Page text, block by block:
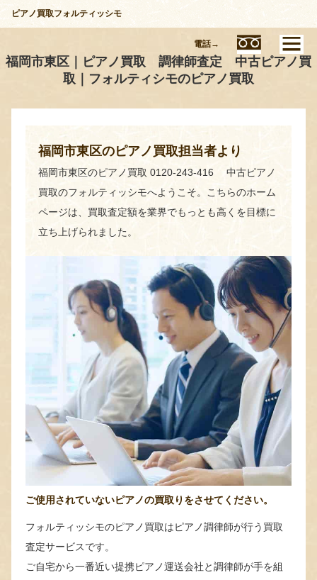
ピアノ買取フォルティッシモ
福岡市東区｜ピアノ買取 調律師査定 中古ピアノ買
取｜フォルティシモのピアノ買取
福岡市東区のピアノ買取担当者より
福岡市東区のピアノ買取 0120-243-416 中古ピアノ
買取のフォルティッシモへようこそ。こちらのホーム
ページは、買取査定額を業界でもっとも高くを目標に
立ち上げられました。
ご使用されていないピアノの買取りをさせてください。
フォルティッシモのピアノ買取はピアノ調律師が行う買取
査定サービスです。
ご自宅から一番近い提携ピアノ運送会社と調律師が手を組
電話→